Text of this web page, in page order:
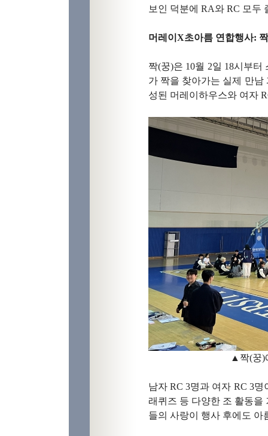
보인 덕분에 RA와 RC 모두
머레이X초아름 연합행사:
짝(꿍)은 10월 2일 18시부
가 짝을 찾아가는 실제 만남
성된 머레이하우스와 여자
▲짝(꿍)
남자 RC 3명과 여자 RC 3
래퀴즈 등 다양한 조 활동을
들의 사랑이 행사 후에도